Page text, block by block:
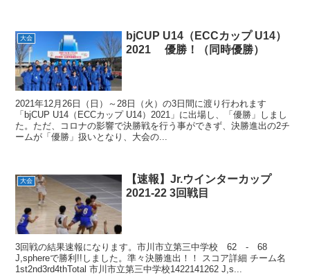
大会
bjCUP U14（ECCカップ U14）
2021 優勝！（同時優勝）
2021年12月26日（日）～28日（火）の3日間に渡り行われます
「bjCUP U14（ECCカップ U14）2021」に出場し、「優勝」しまし
た。ただ、コロナの影響で決勝戦を行う事ができず、決勝進出の2チ
ームが「優勝」扱いとなり、大会の...
大会
【速報】Jr.ウインターカップ
2021-22 3回戦目
3回戦の結果速報になります。市川市立第三中学校 62 - 68
J,sphereで勝利!!しました。準々決勝進出！！ スコア詳細 チーム名
1st2nd3rd4thTotal 市川市立第三中学校1422141262 J,s...